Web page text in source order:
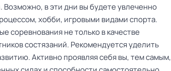
Возможно, в эти дни вы будете увлеченно
хобби, игровыми видами спорта.
соревнования не только в качестве
состязаний. Рекомендуется уделить
Активно проявляя себя вы, тем самым,